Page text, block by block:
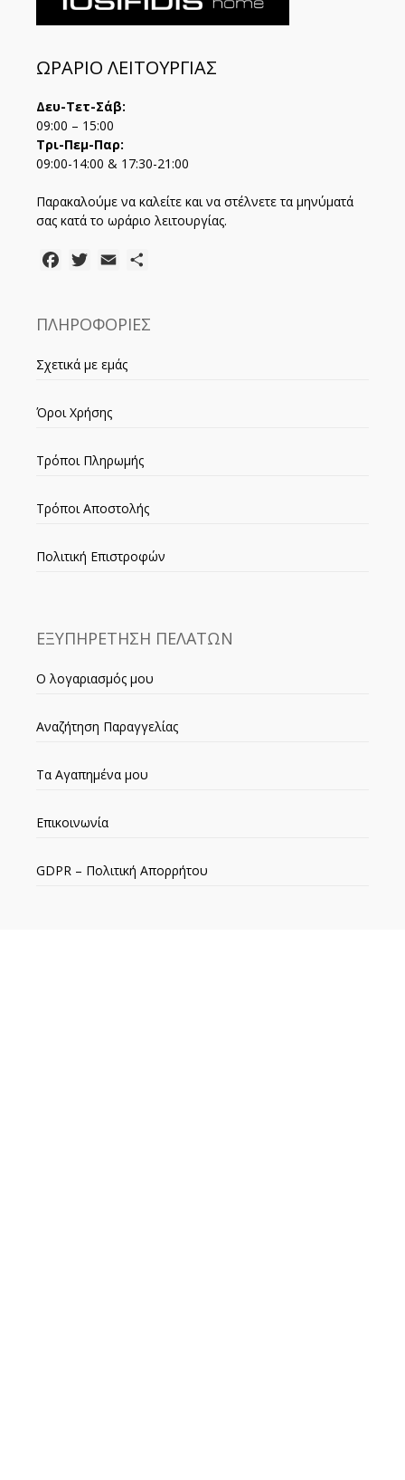
ΩΡΑΡΙΟ ΛΕΙΤΟΥΡΓΙΑΣ
Δευ-Τετ-Σάβ:
09:00 – 15:00
Τρι-Πεμ-Παρ:
09:00-14:00 & 17:30-21:00
Παρακαλούμε να καλείτε και να στέλνετε τα μηνύματά
σας κατά το ωράριο λειτουργίας.
FacebookTwitter
Email
ΠΛΗΡΟΦΟΡΙΕΣ
Σχετικά με εμάς
Όροι Χρήσης
Τρόποι Πληρωμής
Τρόποι Αποστολής
Πολιτική Επιστροφών
ΕΞΥΠΗΡΕΤΗΣΗ ΠΕΛΑΤΩΝ
Ο λογαριασμός μου
Αναζήτηση Παραγγελίας
Τα Αγαπημένα μου
Επικοινωνία
GDPR – Πολιτική Απορρήτου